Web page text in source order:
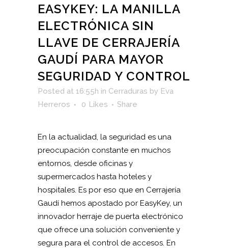
EASYKEY: LA MANILLA
ELECTRÓNICA SIN
LLAVE DE CERRAJERÍA
GAUDÍ PARA MAYOR
SEGURIDAD Y CONTROL
Posted at 16:55h in Cerraduras by Eva
Herreros
0 Likes Share
En la actualidad, la seguridad es una
preocupación constante en muchos
entornos, desde oficinas y
supermercados hasta hoteles y
hospitales. Es por eso que en Cerrajería
Gaudí hemos apostado por EasyKey, un
innovador herraje de puerta electrónico
que ofrece una solución conveniente y
segura para el control de accesos. En